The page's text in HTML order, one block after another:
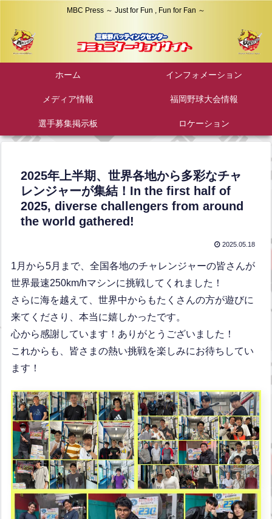
MBC Press ～ Just for Fun , Fun for Fan ～
ホーム インフォメーション
メディア情報 福岡野球大会情報
選手募集掲示板 ロケーション
2025年上半期、世界各地から多彩なチャ
レンジャーが集結！In the first half of
2025, diverse challengers from around
the world gathered!
2025.05.18
1月から5月まで、全国各地のチャレンジャーの皆さんが
世界最速250km/hマシンに挑戦してくれました！
さらに海を越えて、世界中からもたくさんの方が遊びに
来てくださり、本当に嬉しかったです。
心から感謝しています！ありがとうございました！
これからも、皆さまの熱い挑戦を楽しみにお待ちしてい
ます！